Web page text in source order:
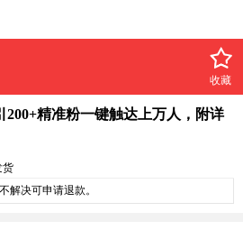
收藏
精准粉一键触达上万人，附详
货
解决可申请退款。